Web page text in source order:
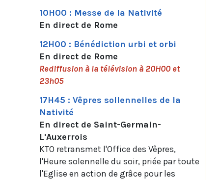
10H00 : Messe de la Nativité
En direct de Rome
12H00 : Bénédiction urbi et orbi
En direct de Rome
Rediffusion à la télévision à 20H00 et
23h05
17H45 : Vêpres sollennelles de la
Nativité
En direct de Saint-Germain-
L'Auxerrois
KTO retransmet l'Office des Vêpres,
l'Heure solennelle du soir, priée par toute
l'Eglise en action de grâce pour les